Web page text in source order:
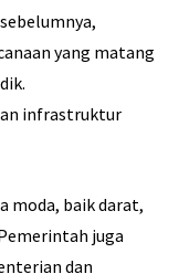
yang matang
infrastruktur
moda, baik darat,
juga
dan